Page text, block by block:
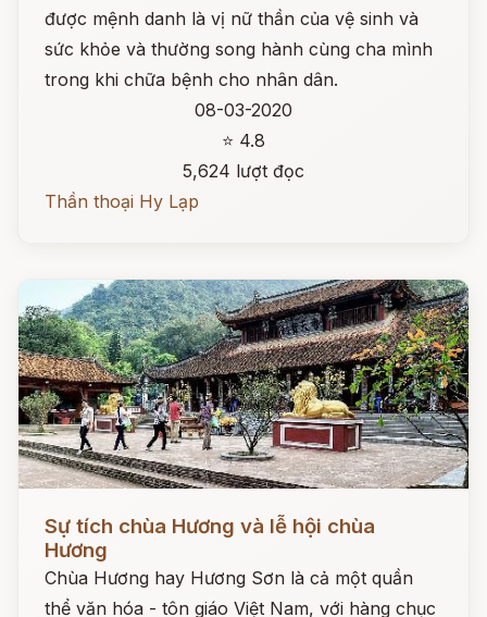
được mệnh danh là vị nữ thần của vệ sinh và
sức khỏe và thường song hành cùng cha mình
trong khi chữa bệnh cho nhân dân.
08-03-2020
⭐ 4.8
5,624 lượt đọc
Thần thoại Hy Lạp
Sự tích chùa Hương và lễ hội chùa
Hương
Chùa Hương hay Hương Sơn là cả một quần
thể văn hóa - tôn giáo Việt Nam, với hàng chục